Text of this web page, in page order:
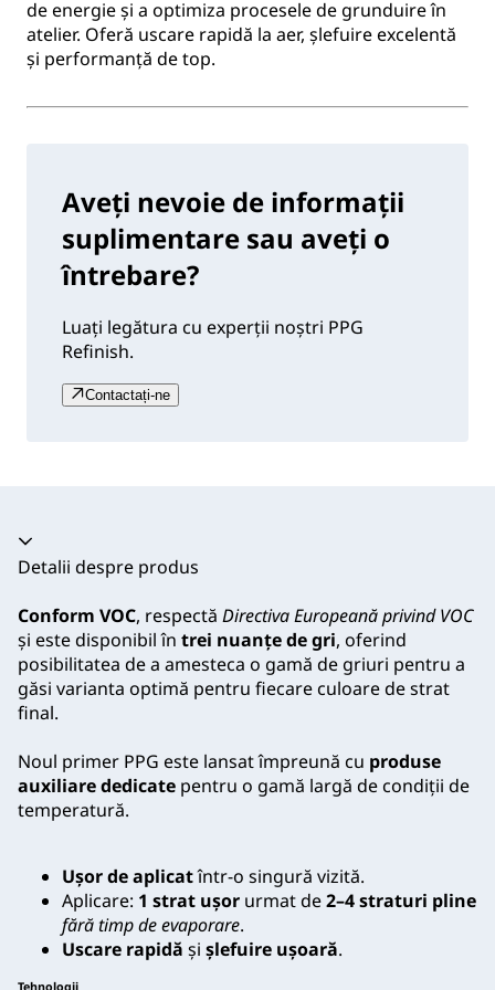
de energie și a optimiza procesele de grunduire în
atelier. Oferă uscare rapidă la aer, șlefuire excelentă
și performanță de top.
Aveți nevoie de informații
suplimentare sau aveți o
întrebare?
Luați legătura cu experții noștri PPG
Refinish.
Contactați-ne
Acordeon prăbușit
Detalii despre produs
Conform VOC, respectă Directiva Europeană privind VOC
și este disponibil în trei nuanțe de gri, oferind
posibilitatea de a amesteca o gamă de griuri pentru a
găsi varianta optimă pentru fiecare culoare de strat
final.
Noul primer PPG este lansat împreună cu produse
auxiliare dedicate pentru o gamă largă de condiții de
temperatură.
Ușor de aplicatîntr-o singură vizită.
Aplicare: 1 strat ușor urmat de2–4 straturi pline
fără timp de evaporare.
Uscare rapidă și șlefuire ușoară.